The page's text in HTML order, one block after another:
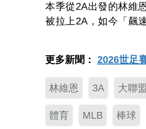
本季從2A出發的林維
被拉上2A，如今「飆
更多新聞： 2026世足
林維恩 3A 大聯盟
體育 MLB 棒球